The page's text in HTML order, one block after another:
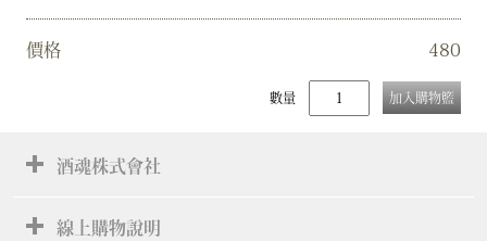
數量 加入購物籃
價格 480
酒魂株式會社
線上購物說明